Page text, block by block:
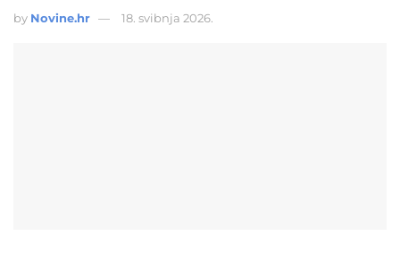
by Novine.hr 18. svibnja 2026.